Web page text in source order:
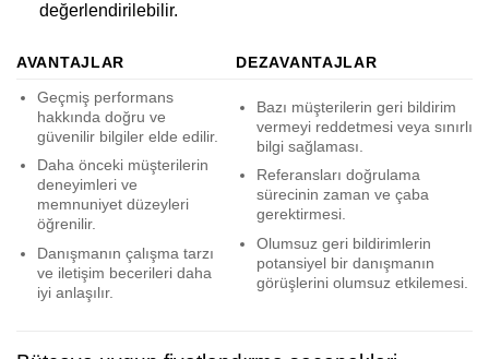
değerlendirilebilir.
AVANTAJLAR
DEZAVANTAJLAR
Geçmiş performans
hakkında doğru ve
güvenilir bilgiler elde edilir.
Daha önceki müşterilerin
deneyimleri ve
memnuniyet düzeyleri
öğrenilir.
Danışmanın çalışma tarzı
ve iletişim becerileri daha
iyi anlaşılır.
Bazı müşterilerin geri bildirim
vermeyi reddetmesi veya sınırlı
bilgi sağlaması.
Referansları doğrulama
sürecinin zaman ve çaba
gerektirmesi.
Olumsuz geri bildirimlerin
potansiyel bir danışmanın
görüşlerini olumsuz etkilemesi.